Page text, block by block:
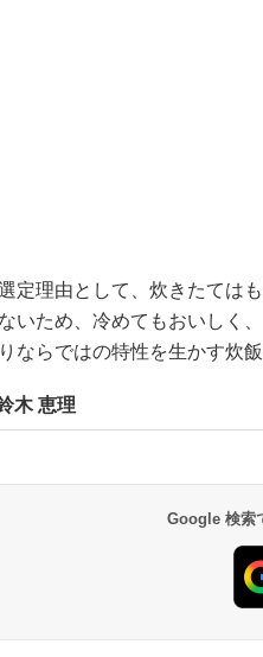
定理由として、炊きたては
いため、冷めてもおいしく
ならではの特性を生かす炊
木 恵理
Google 検索